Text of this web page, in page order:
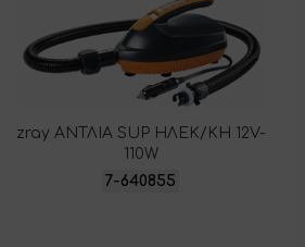
zray ΑΝΤΛΙΑ SUP ΗΛΕΚ/ΚΗ 12V-
110W
7-640855